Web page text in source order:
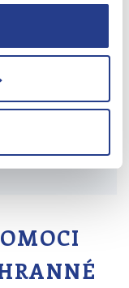
obchodní firmy
její právní
o názvu firmy